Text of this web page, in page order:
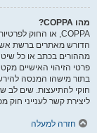
מהו COPPA?
מההורים בכתב או כל
בתור מישהו המנסה
ליצירת קשר לענייני חוק
חזרה למעלה